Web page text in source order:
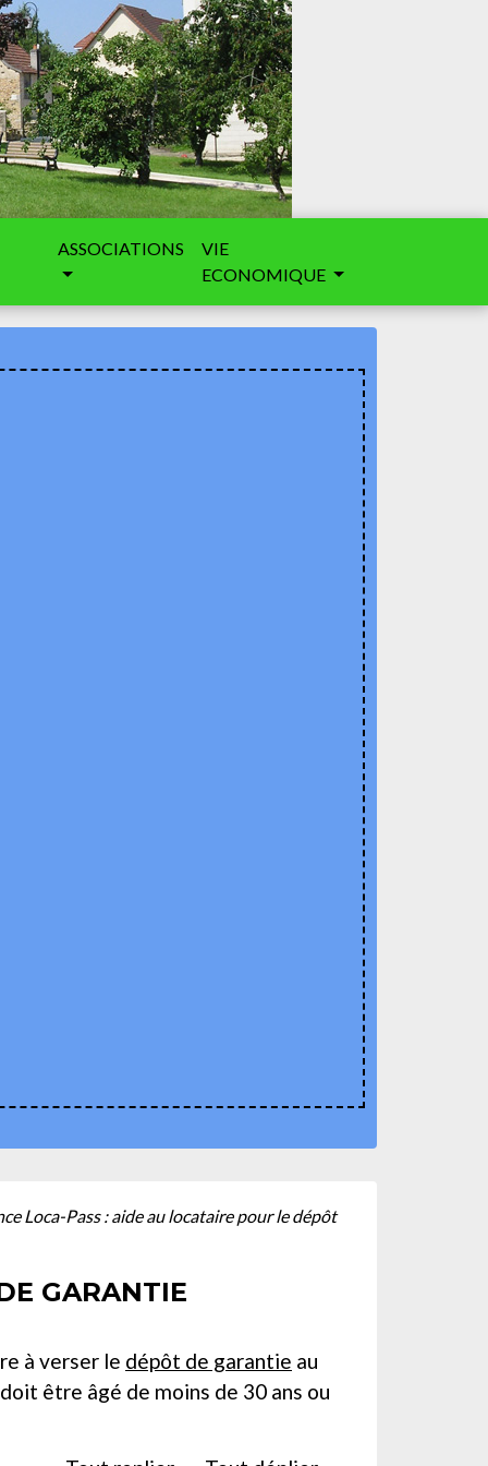
ASSOCIATIONS
VIE
ECONOMIQUE
Loca-Pass : aide au locataire pour le dépôt
GARANTIE
à verser le dépôt de garantie au
être âgé de moins de 30 ans ou